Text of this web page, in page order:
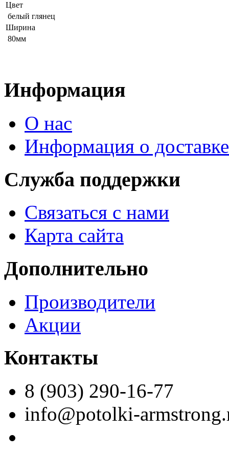
Цвет
белый глянец
Ширина
80мм
Информация
О нас
Информация о доставке
Служба поддержки
Связаться с нами
Карта сайта
Дополнительно
Производители
Акции
Контакты
8 (903) 290-16-77
info@potolki-